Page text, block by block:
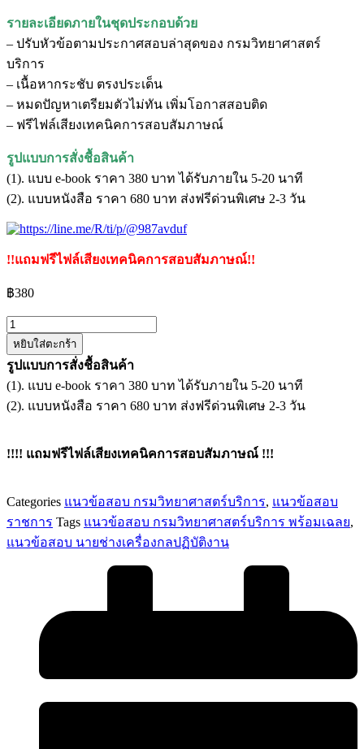
รายละเอียดภายในชุดประกอบด้วย
– ปรับหัวข้อตามประกาศสอบล่าสุดของ กรมวิทยาศาสตร์
บริการ
– เนื้อหากระชับ ตรงประเด็น
– หมดปัญหาเตรียมตัวไม่ทัน เพิ่มโอกาสสอบติด
– ฟรีไฟล์เสียงเทคนิคการสอบสัมภาษณ์
รูปแบบการสั่งชื้อสินค้า
(1). แบบ e-book ราคา 380 บาท ได้รับภายใน 5-20 นาที
(2). แบบหนังสือ ราคา 680 บาท ส่งฟรีด่วนพิเศษ 2-3 วัน
!!แถมฟรีไฟล์เสียงเทคนิคการสอบสัมภาษณ์!!
฿380
จำนวน
แนว
ข้อสอบ
นาย
ช่าง
ปฏิบัติ
วิทยาศาสตร์
บริการ
ชิ้น
หยิบใส่ตะกร้า
รูปแบบการสั่งชื้อสินค้า
(1). แบบ e-book ราคา 380 บาท ได้รับภายใน 5-20 นาที
(2). แบบหนังสือ ราคา 680 บาท ส่งฟรีด่วนพิเศษ 2-3 วัน
!!!! แถมฟรีไฟล์เสียงเทคนิคการสอบสัมภาษณ์ !!!
Categories แนวข้อสอบ กรมวิทยาศาสตร์บริการ, แนวข้อสอบ
ราชการ Tags แนวข้อสอบ กรมวิทยาศาสตร์บริการ พร้อมเฉลย,
แนวข้อสอบ นายช่างเครื่องกลปฏิบัติงาน